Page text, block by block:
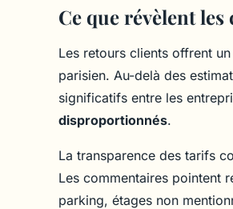
Ce que révèlent
Les retours clients offrent
parisien. Au-delà des
significatifs entre les
disproportionnés.
La transparence des tarifs
Les commentaires pointent
parking, étages non